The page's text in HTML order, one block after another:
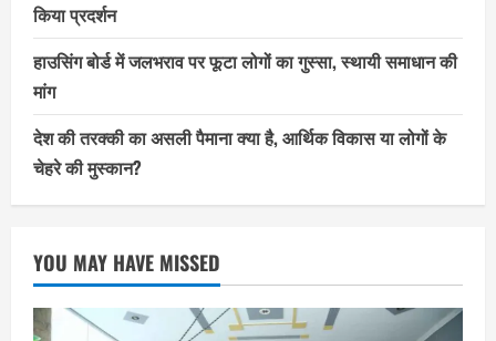
किया प्रदर्शन
हाउसिंग बोर्ड में जलभराव पर फूटा लोगों का गुस्सा, स्थायी समाधान की
मांग
देश की तरक्की का असली पैमाना क्या है, आर्थिक विकास या लोगों के
चेहरे की मुस्कान?
YOU MAY HAVE MISSED